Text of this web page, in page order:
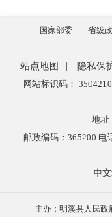
国家部委 省级
站点地图 隐私保
网站标识码：
地址
邮政编码：365200 电
中
主办：明溪县人民政